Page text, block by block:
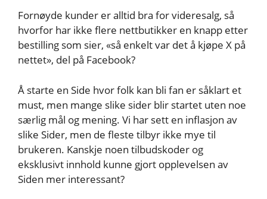
Fornøyde kunder er alltid bra for videresalg, så
hvorfor har ikke flere nettbutikker en knapp etter
bestilling som sier, «så enkelt var det å kjøpe X på
nettet», del på Facebook?
Å starte en Side hvor folk kan bli fan er såklart et
must, men mange slike sider blir startet uten noe
særlig mål og mening. Vi har sett en inflasjon av
slike Sider, men de fleste tilbyr ikke mye til
brukeren. Kanskje noen tilbudskoder og
eksklusivt innhold kunne gjort opplevelsen av
Siden mer interessant?